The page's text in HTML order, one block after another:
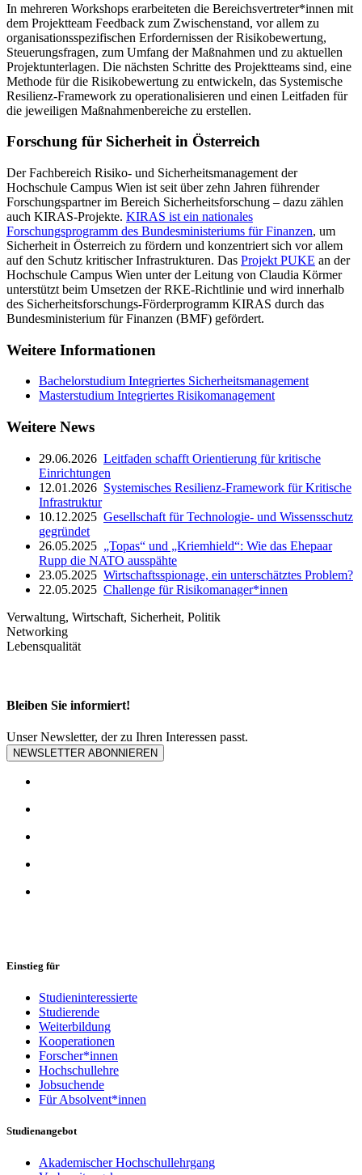
In mehreren Workshops erarbeiteten die Bereichsvertreter*innen mit
dem Projektteam Feedback zum Zwischenstand, vor allem zu
organisationsspezifischen Erfordernissen der Risikobewertung,
Steuerungsfragen, zum Umfang der Maßnahmen und zu aktuellen
Projektunterlagen. Die nächsten Schritte des Projektteams sind, eine
Methode für die Risikobewertung zu entwickeln, das Systemische
Resilienz-Framework zu operationalisieren und einen Leitfaden für
die jeweiligen Maßnahmenbereiche zu erstellen.
Forschung für Sicherheit in Österreich
Der Fachbereich Risiko- und Sicherheitsmanagement der
Hochschule Campus Wien ist seit über zehn Jahren führender
Forschungspartner im Bereich Sicherheitsforschung – dazu zählen
auch KIRAS-Projekte. KIRAS ist ein nationales
Forschungsprogramm des Bundesministeriums für Finanzen, um
Sicherheit in Österreich zu fördern und konzentriert sich vor allem
auf den Schutz kritischer Infrastrukturen. Das Projekt PUKE an der
Hochschule Campus Wien unter der Leitung von Claudia Körmer
unterstützt beim Umsetzen der RKE-Richtlinie und wird innerhalb
des Sicherheitsforschungs-Förderprogramm KIRAS durch das
Bundesministerium für Finanzen (BMF) gefördert.
Weitere Informationen
Bachelorstudium Integriertes Sicherheitsmanagement
Masterstudium Integriertes Risikomanagement
Weitere News
29.06.2026 Leitfaden schafft Orientierung für kritische
Einrichtungen
12.01.2026 Systemisches Resilienz­-Framework für Kritische
Infrastruktur
10.12.2025 Gesellschaft für Technologie- und Wissensschutz
gegründet
26.05.2025 „Topas“ und „Kriemhield“: Wie das Ehepaar
Rupp die NATO ausspähte
23.05.2025 Wirtschaftsspionage, ein unterschätztes Problem?
22.05.2025 Challenge für Risikomanager*innen
Verwaltung, Wirtschaft, Sicherheit, Politik
Networking
Lebensqualität
Bleiben Sie informiert!
Unser Newsletter, der zu Ihren Interessen passt.
NEWSLETTER ABONNIEREN
Einstieg für
Studieninteressierte
Studierende
Weiterbildung
Kooperationen
Forscher*innen
Hochschullehre
Jobsuchende
Für Absolvent*innen
Studienangebot
Akademischer Hochschullehrgang